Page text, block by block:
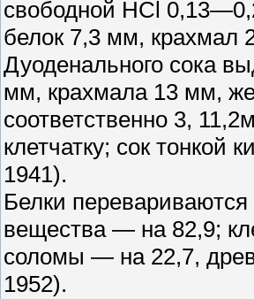
свободной НСl
белок 7,3 мм, крахмал
Дуоденального сока
мм, крахмала 13 мм,
соответственно 3,
клетчатку; сок тонкой
1941).
Белки
вещества — на 82,9;
соломы — на 22,7,
1952).